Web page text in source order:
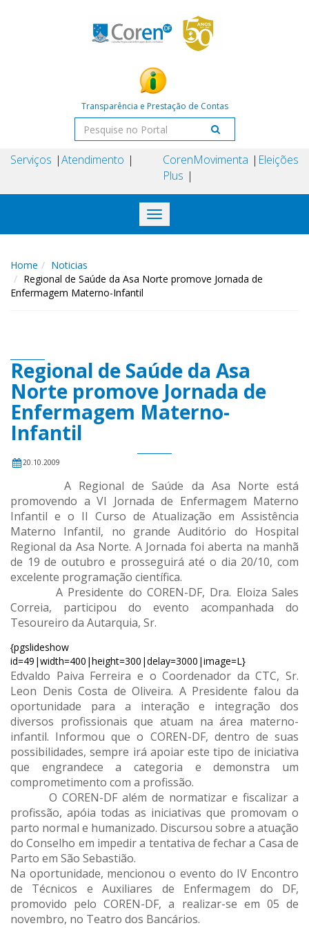
Transparência e Prestação de Contas
Serviços Atendimento
Coren
Plus
Movimenta Eleições
Toggle
navigation
Home
Noticias
Regional de Saúde da Asa Norte promove Jornada de
Enfermagem Materno-Infantil
Regional de Saúde da Asa
Norte promove Jornada de
Enfermagem Materno-
Infantil
20.10.2009
A Regional de Saúde da Asa Norte está
promovendo a VI Jornada de Enfermagem Materno
Infantil e o II Curso de Atualização em Assistência
Materno Infantil, no grande Auditório do Hospital
Regional da Asa Norte. A Jornada foi aberta na manhã
de 19 de outubro e prosseguirá até o dia 20/10, com
excelente programação científica.
A Presidente do COREN-DF, Dra. Eloiza Sales
Correia, participou do evento acompanhada do
Tesoureiro da Autarquia, Sr.
{pgslideshow
id=49|width=400|height=300|delay=3000|image=L}
Edvaldo Paiva Ferreira e o Coordenador da CTC, Sr.
Leon Denis Costa de Oliveira. A Presidente falou da
oportunidade para a interação e integração dos
diversos profissionais que atuam na área materno-
infantil. Informou que o COREN-DF, dentro de suas
possibilidades, sempre irá apoiar este tipo de iniciativa
que engrandece a categoria e demonstra um
comprometimento com a profissão.
O COREN-DF além de normatizar e fiscalizar a
profissão, apóia todas as iniciativas que promovam o
parto normal e humanizado. Discursou sobre a atuação
do Conselho em impedir a tentativa de fechar a Casa de
Parto em São Sebastião.
Na oportunidade, mencionou o evento do IV Encontro
de Técnicos e Auxiliares de Enfermagem do DF,
promovido pelo COREN-DF, a realizar-se em 05 de
novembro, no Teatro dos Bancários.